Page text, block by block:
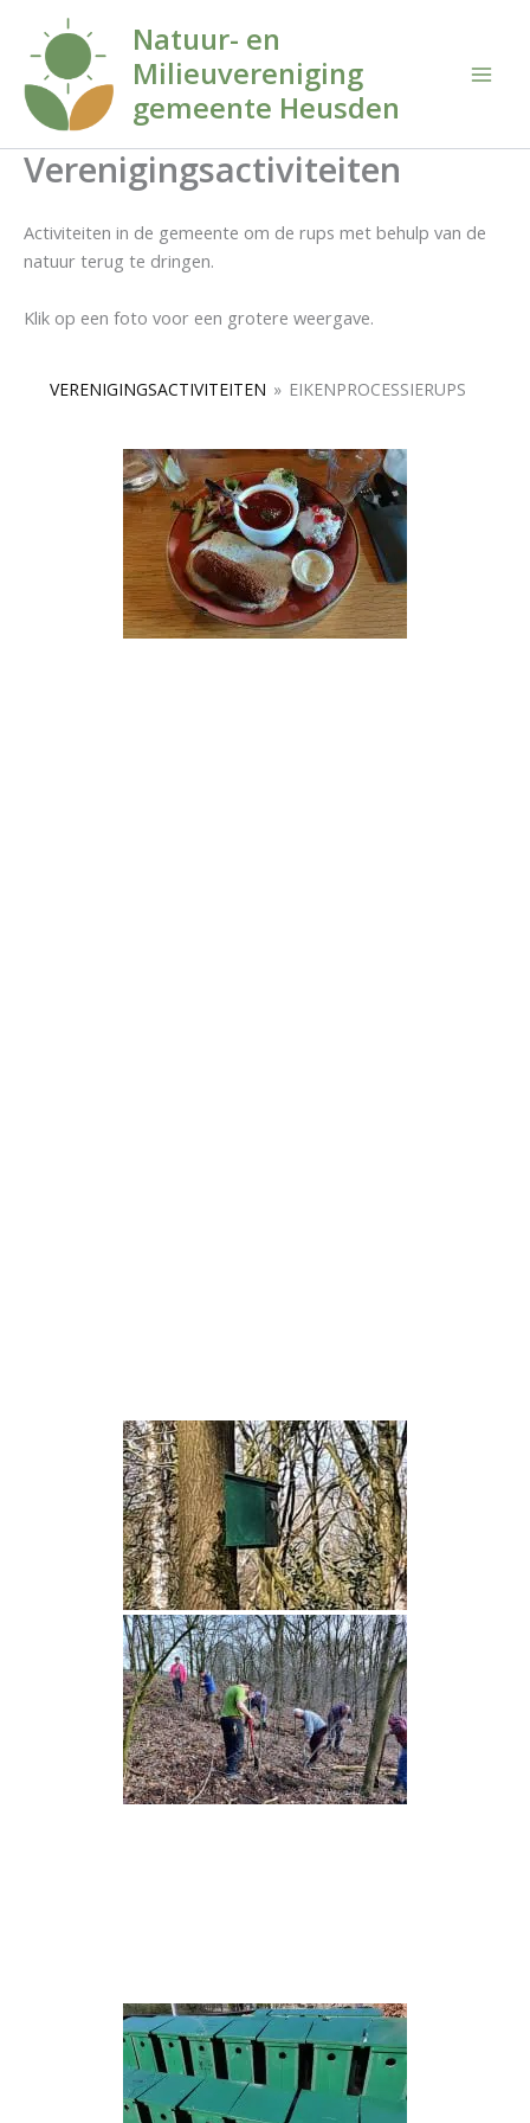
inhoud
Natuur- en
Milieuvereniging
gemeente Heusden
Verenigingsactiviteiten
Activiteiten in de gemeente om de rups met behulp van de
natuur terug te dringen.
Klik op een foto voor een grotere weergave.
VERENIGINGSACTIVITEITEN » EIKENPROCESSIERUPS